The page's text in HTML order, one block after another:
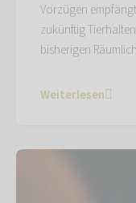
Vorzügen
zukünftig
bisherigen
Weiterlesen